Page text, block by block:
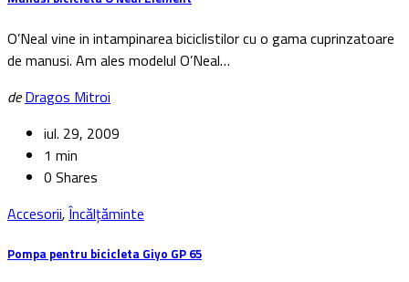
O’Neal vine in intampinarea biciclistilor cu o gama cuprinzatoare
de manusi. Am ales modelul O’Neal…
de Dragos Mitroi
iul. 29, 2009
1 min
0 Shares
Accesorii,Încălțăminte
Pompa pentru bicicleta Giyo GP 65